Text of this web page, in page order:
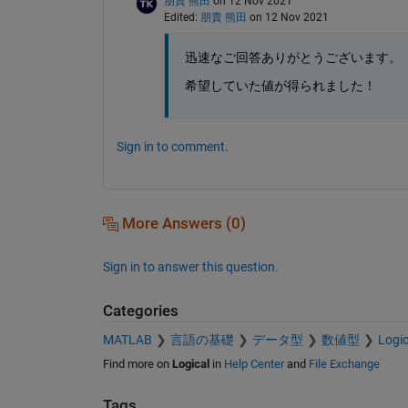
Edited: 朋貴 熊田 on 12 Nov 2021
迅速なご回答ありがとうございます。
希望していた値が得られました！
Sign in to comment.
More Answers (0)
Sign in to answer this question.
Categories
MATLAB 言語の基礎 データ型 数値型
Find more on Logical in Help Centerand File Exchange